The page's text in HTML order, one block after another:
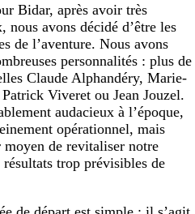
Bidar, après avoir très
nous avons décidé d’être les
de l’aventure. Nous avons
personnalités : plus de
Claude Alphandéry, Marie-
Viveret ou Jean Jouzel.
audacieux à l’époque,
opérationnel, mais
de revitaliser notre
trop prévisibles de